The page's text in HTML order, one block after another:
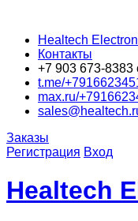
Healtech
Контакты
+7 903 673-8383
t.me/
max.ru/
Заказы
Регистрация Вход
Healtech